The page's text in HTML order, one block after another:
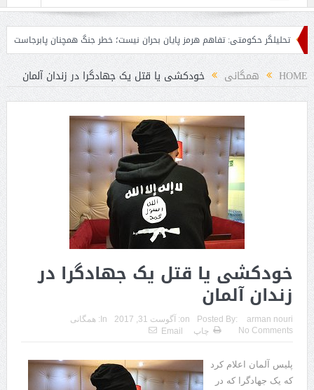
حکومتی: تفاهم هرمز پایان بحران نیست؛ خطر جنگ همچنان پابرجاست
HOME همگانی خودکشی یا قتل یک جهادگرا در زندان‌ آلمان
خودکشی یا قتل یک جهادگرا در
زندان‌ آلمان
Posted By: arman nouri
on: آگوست 31, 2017 In: همگانی
No Comments
چاپ Email
پلیس آلمان اعلام کرد
که یک جهادگرا که در